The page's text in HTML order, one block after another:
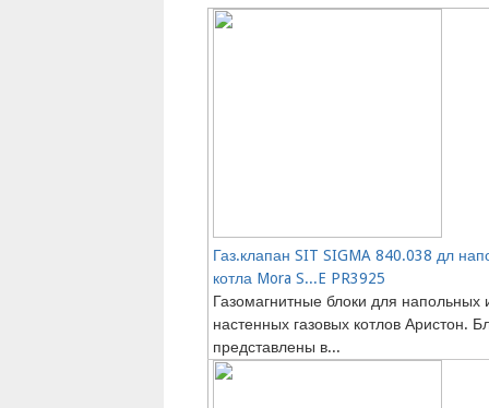
Газ.клапан SIT SIGMA 840.038 дл
котла Mora S...E PR3925
Газомагнитные блоки для напольных
настенных газовых котлов Аристон.
представлены в...